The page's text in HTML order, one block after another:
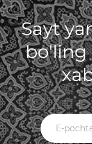
Sayt
bo'ling